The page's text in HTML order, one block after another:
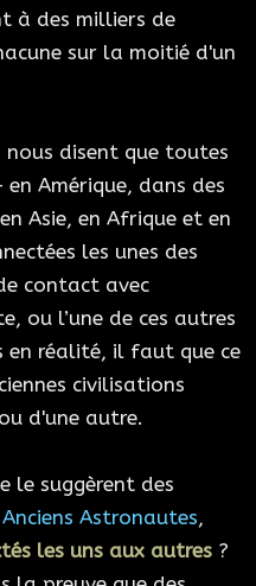
à des milliers de
sur la moitié d'un
nous disent que toutes
Amérique, dans des
Asie, en Afrique et en
les unes des
contact avec
ou l’une de ces autres
en réalité, il faut que ce
civilisations
d'une autre.
le suggèrent des
Astronautes,
les uns aux autres ?